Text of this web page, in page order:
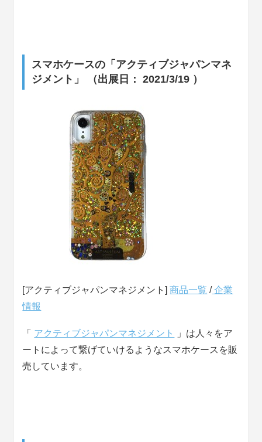
スマホケースの「アクティブジャパンマネ
ジメント」 （出展日： 2021/3/19 ）
[アクティブジャパンマネジメント]商品一覧 /企業
情報
「 アクティブジャパンマネジメント
」は人々をア
ートによって繋げていけるようなスマホケースを販
売しています。